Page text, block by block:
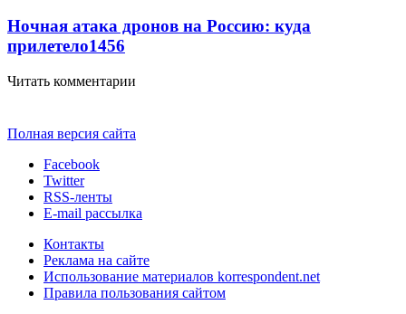
Ночная атака дронов на Россию: куда
прилетело1456
Читать комментарии
Полная версия сайта
Facebook
Twitter
RSS-ленты
E-mail рассылка
Контакты
Реклама на сайте
Использование материалов korrespondent.net
Правила пользования сайтом